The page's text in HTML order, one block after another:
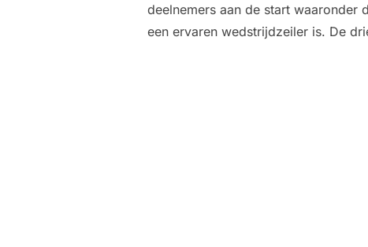
deelnemers aan de start waaronder
een ervaren wedstrijdzeiler is. De